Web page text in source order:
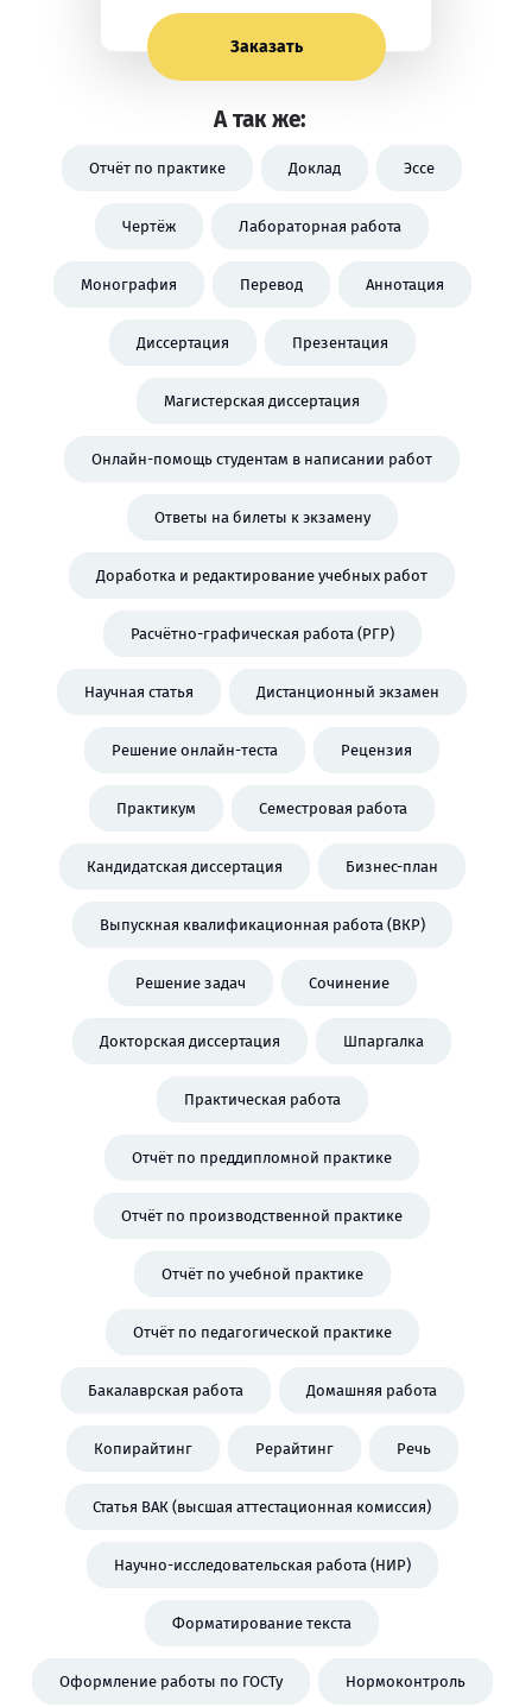
Заказать
А так же:
Отчёт по практике Доклад Эссе
Чертёж Лабораторная работа
Монография Перевод Аннотация
Диссертация Презентация
Магистерская диссертация
Онлайн-помощь студентам в написании работ
Ответы на билеты к экзамену
Доработка и редактирование учебных работ
Расчётно-графическая работа (РГР)
Научная статья Дистанционный экзамен
Решение онлайн-теста Рецензия
Практикум Семестровая работа
Кандидатская диссертация Бизнес-план
Выпускная квалификационная работа (ВКР)
Решение задач Сочинение
Докторская диссертация Шпаргалка
Практическая работа
Отчёт по преддипломной практике
Отчёт по производственной практике
Отчёт по учебной практике
Отчёт по педагогической практике
Бакалаврская работа Домашняя работа
Копирайтинг Рерайтинг Речь
Статья ВАК (высшая аттестационная комиссия)
Научно-исследовательская работа (НИР)
Форматирование текста
Оформление работы по ГОСТу Нормоконтроль